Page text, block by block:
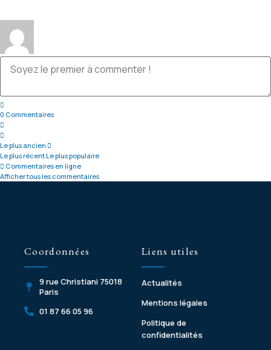
0 Commentaires
Le plus ancien
Le plus récentLe plus populaire
Commentaires en ligne
Afficher tous les commentaires
Coordonnées
9 rue Christiani 75018
Paris
01 87 66 05 96
Liens utiles
Actualités
Mentions légales
Politique de
confidentialités